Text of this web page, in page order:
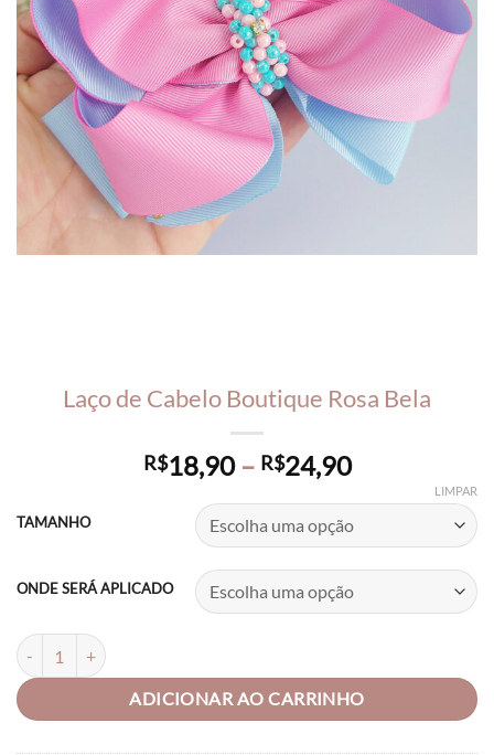
Laço de Cabelo Boutique Rosa Bela
R$18,90 – R$24,90Price
R$18,90
through
R$24,90
TAMANHO
ONDE SERÁ APLICADO
LIMPAR
Laço de Cabelo Boutique Rosa Bela quantidade
ADICIONAR AO CARRINHO